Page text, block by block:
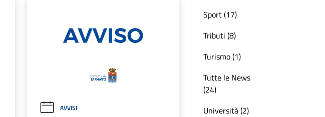
AVVISI
Sport (17)
Tributi (8)
Turismo (1)
Tutte le News
(24)
Università (2)